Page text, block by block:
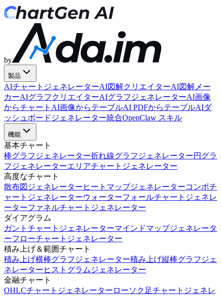
by
製品
AIチャートジェネレーターAI図解クリエイターAI図解メー
カーAIグラフクリエイターAIグラフジェネレーターAI画像
からチャート AI画像からテーブルAI PDFからテーブルAIダ
ッシュボードジェネレーター統合OpenClaw スキル
機能
基本チャート
棒グラフジェネレーター折れ線グラフジェネレーター円グラ
フジェネレーターエリアチャートジェネレーター
高度なチャート
散布図ジェネレーター ヒートマップジェネレーターコンボチ
ャートジェネレーターウォーターフォールチャートジェネレ
ーターファネルチャートジェネレーター
ダイアグラム
ガントチャートジェネレーターマインドマップジェネレータ
ーフローチャートジェネレーター
積み上げ＆範囲チャート
積み上げ横棒グラフジェネレーター積み上げ縦棒グラフジェ
ネレーター ヒストグラムジェネレーター
金融チャート
OHLCチャートジェネレーター ローソク足チャートジェネレ